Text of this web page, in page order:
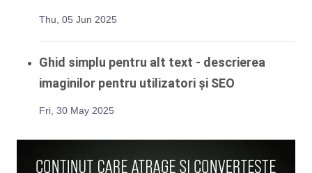
Thu, 05 Jun 2025
Ghid simplu pentru alt text - descrierea
imaginilor pentru utilizatori și SEO
Fri, 30 May 2025